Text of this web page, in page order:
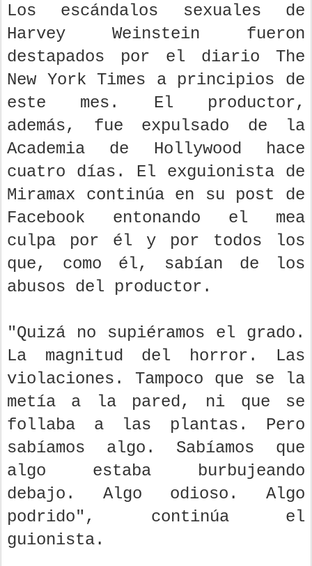
Los escándalos sexuales de
Harvey Weinstein fueron
destapados por el diario The
New York Times a principios de
este mes. El productor,
además, fue expulsado de la
Academia de Hollywood hace
cuatro días. El exguionista de
Miramax continúa en su post de
Facebook entonando el mea
culpa por él y por todos los
que, como él, sabían de los
abusos del productor.
"Quizá no supiéramos el grado.
La magnitud del horror. Las
violaciones. Tampoco que se la
metía a la pared, ni que se
follaba a las plantas. Pero
sabíamos algo. Sabíamos que
algo estaba burbujeando
debajo. Algo odioso. Algo
podrido", continúa el
guionista.